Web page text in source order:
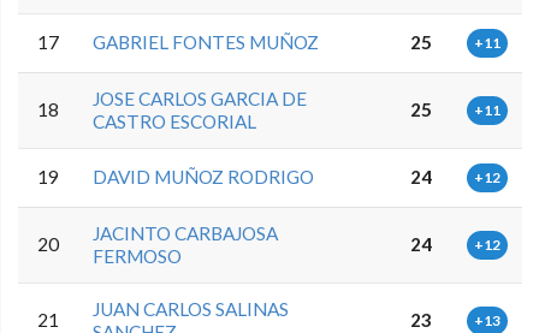
17 GABRIEL FONTES MUÑOZ 25 +11
18
JOSE CARLOS GARCIA DE
CASTRO ESCORIAL
25 +11
19 DAVID MUÑOZ RODRIGO 24 +12
20
JACINTO CARBAJOSA
FERMOSO
24 +12
21
JUAN CARLOS SALINAS
23 +13